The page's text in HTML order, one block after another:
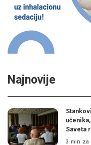
Najnovije
Saveta
3 min za